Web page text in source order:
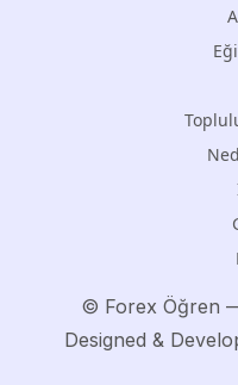
© Forex Öğren
Designed &